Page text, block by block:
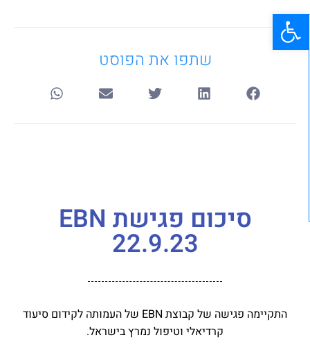
פתח סרגל נגישות
שתפו את הפוסט
סיכום פגישת EBN
22.9.23
התקיימה פגישה של קבוצת EBN של העמותה לקידום סיעוד
קרדיאלי וטיפול נמרץ בישראל.